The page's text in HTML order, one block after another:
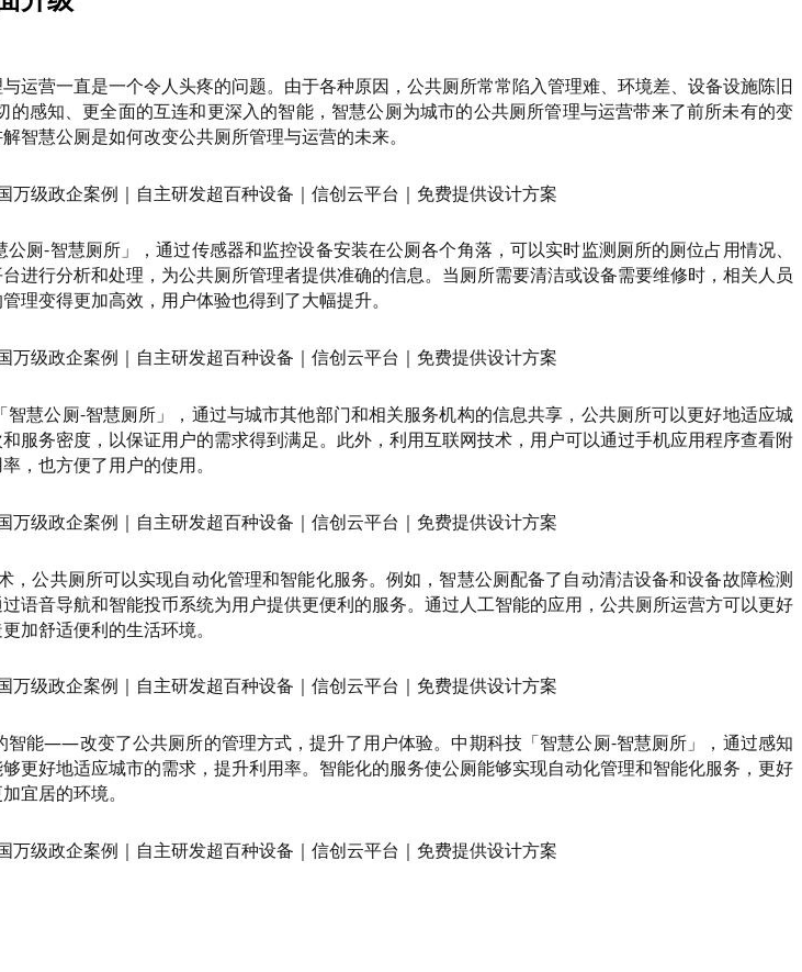
营一直是一个令人头疼的问题。由于各种原因，公共厕所常常陷入管理难、环境差、设备设施陈旧
感知、更全面的互连和更深入的智能，智慧公厕为城市的公共厕所管理与运营带来了前所未有的变
慧公厕是如何改变公共厕所管理与运营的未来。
-智慧厕所」，通过传感器和监控设备安装在公厕各个角落，可以实时监测厕所的厕位占用情况、
进行分析和处理，为公共厕所管理者提供准确的信息。当厕所需要清洁或设备需要维修时，相关人员
理变得更加高效，用户体验也得到了大幅提升。
慧公厕-智慧厕所」，通过与城市其他部门和相关服务机构的信息共享，公共厕所可以更好地适应城
服务密度，以保证用户的需求得到满足。此外，利用互联网技术，用户可以通过手机应用程序查看附
，也方便了用户的使用。
公共厕所可以实现自动化管理和智能化服务。例如，智慧公厕配备了自动清洁设备和设备故障检测
语音导航和智能投币系统为用户提供更便利的服务。通过人工智能的应用，公共厕所运营方可以更好
加舒适便利的生活环境。
能——改变了公共厕所的管理方式，提升了用户体验。中期科技「智慧公厕-智慧厕所」，通过感知
更好地适应城市的需求，提升利用率。智能化的服务使公厕能够实现自动化管理和智能化服务，更好
宜居的环境。